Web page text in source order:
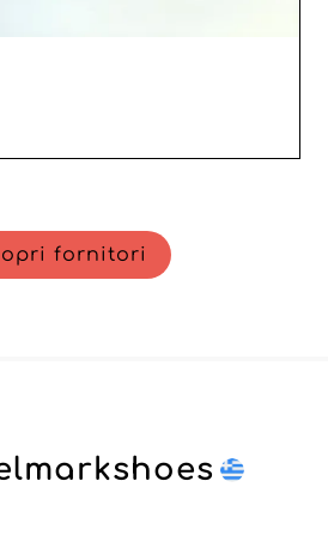
fornitori